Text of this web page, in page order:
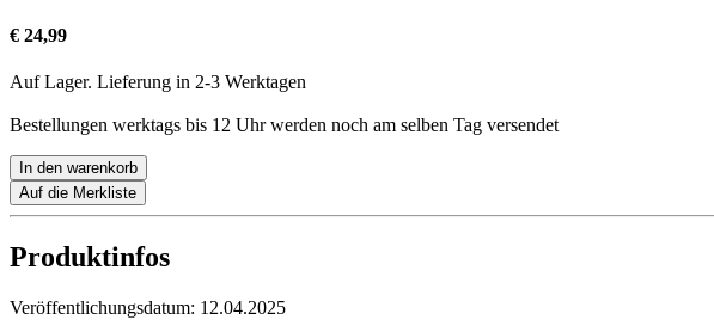
€ 24,99
Auf Lager. Lieferung in 2-3 Werktagen
Bestellungen werktags bis 12 Uhr werden noch am selben Tag versendet
In den warenkorb
Auf die Merkliste
Produktinfos
Veröffentlichungsdatum: 12.04.2025